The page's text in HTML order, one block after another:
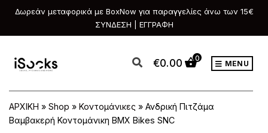
Δωρεάν μεταφορικά με BoxNow για παραγγελίες άνω των 15€
ΣΥΝΔΕΣΗ | ΕΓΓΡΑΦΗ
€0.00 0
MENU
ΑΡΧΙΚΗ » Shop » Κοντομάνικες » Ανδρική Πιτζάμα
Βαμβακερή Κοντομάνικη BMX Bikes SNC